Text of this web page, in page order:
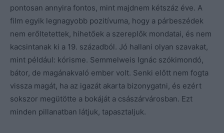
pontosan annyira fontos, mint majdnem kétszáz éve. A
film egyik legnagyobb pozitívuma, hogy a párbeszédek
nem erőltetettek, hihetőek a szereplők mondatai, és nem
kacsintanak ki a 19. századból. Jó hallani olyan szavakat,
mint például: kórisme. Semmelweis Ignác szókimondó,
bátor, de magánakvaló ember volt. Senki előtt nem fogta
vissza magát, ha az igazát akarta bizonygatni, és ezért
sokszor megütötte a bokáját a császárvárosban. Ezt
minden pillanatban látjuk, tapasztaljuk.